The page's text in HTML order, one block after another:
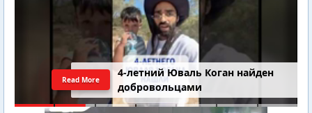
4-летний Юваль Коган найден
добровольцами
Read More